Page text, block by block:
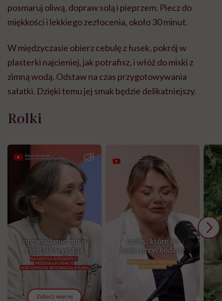
posmaruj oliwą, dopraw solą i pieprzem. Piecz do
miękkości i lekkiego zezłocenia, około 30 minut.
W międzyczasie obierz cebulę z łusek, pokrój w
plasterki najcieniej, jak potrafisz, i włóż do miski z
zimną wodą. Odstaw na czas przygotowywania
sałatki. Dzięki temu jej smak będzie delikatniejszy.
Rolki
Zobacz więcej